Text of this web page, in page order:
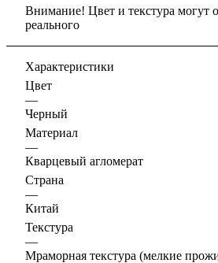
Внимание! Цвет и текстура могут
реального
Характеристики
Цвет
—
Черный
Материал
—
Кварцевый агломерат
Страна
—
Китай
Текстура
—
Мраморная текстура (мелкие